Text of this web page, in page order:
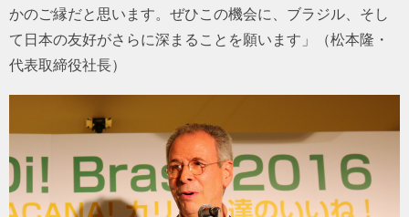
かのご縁だと思います。ぜひこの機会に、ブラジル、そし
て日本の友好がさらに深まることを願います」（松本隆・
代表取締役社長）